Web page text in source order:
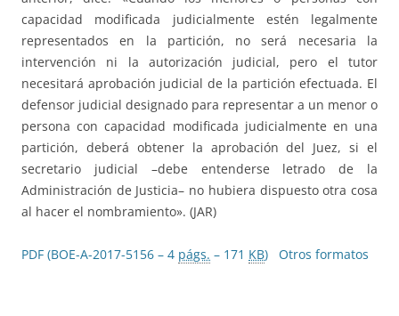
capacidad modificada judicialmente estén legalmente
representados en la partición, no será necesaria la
intervención ni la autorización judicial, pero el tutor
necesitará aprobación judicial de la partición efectuada. El
defensor judicial designado para representar a un menor o
persona con capacidad modificada judicialmente en una
partición, deberá obtener la aprobación del Juez, si el
secretario judicial –debe entenderse letrado de la
Administración de Justicia– no hubiera dispuesto otra cosa
al hacer el nombramiento». (JAR)
PDF (BOE-A-2017-5156 – 4 págs. – 171 KB) Otros formatos